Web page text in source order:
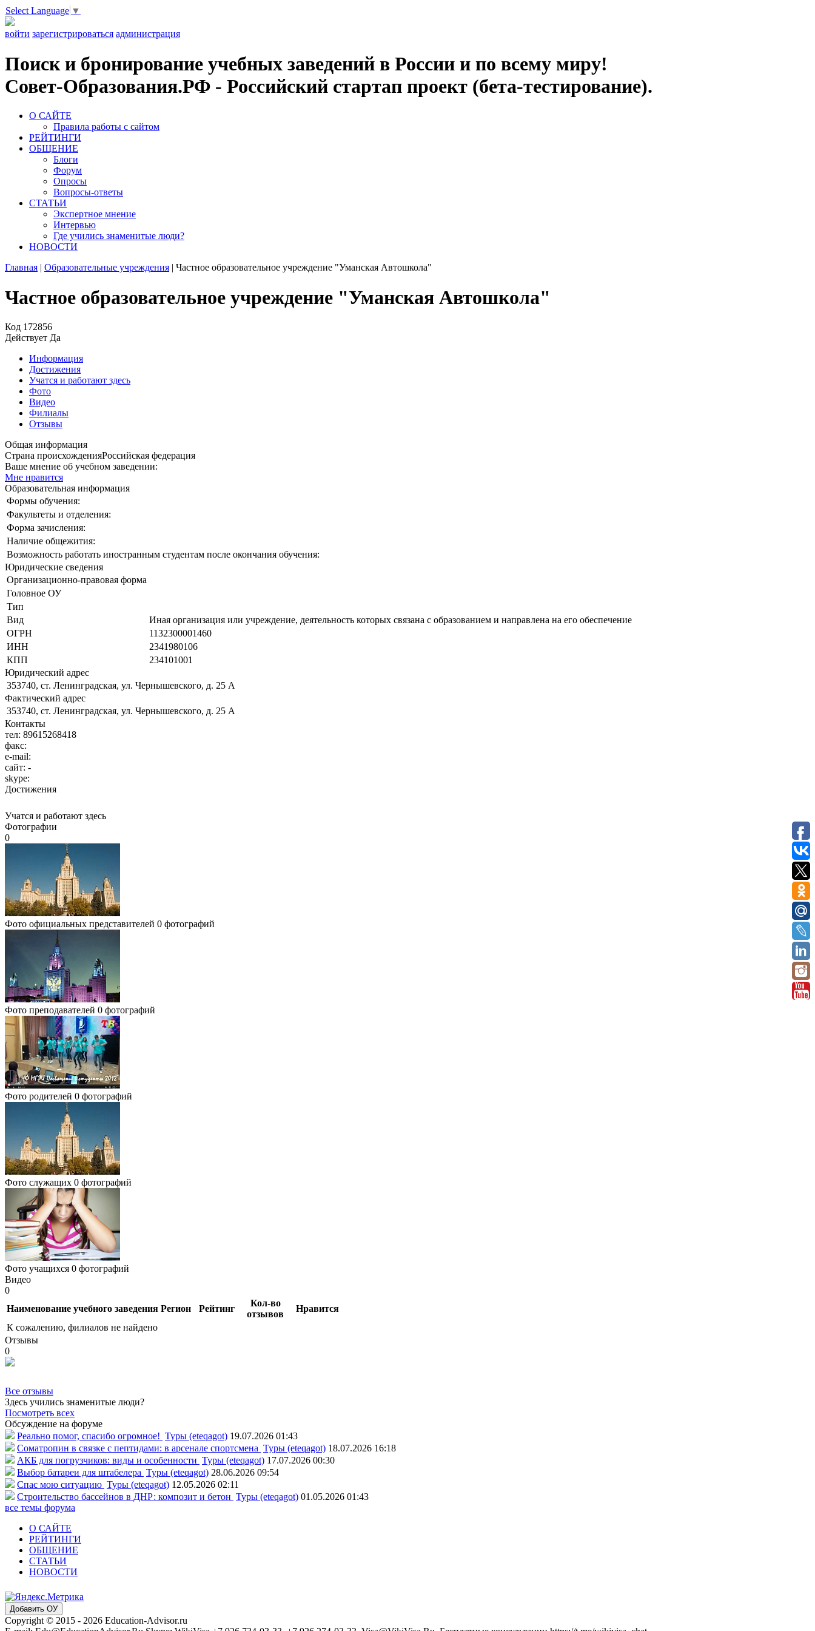
Select Language ▼
войти зарегистрироваться администрация
Поиск и бронирование учебных заведений в России и по всему миру!
Совет-Образования.РФ - Российский стартап проект (бета-тестирование).
О САЙТЕ
Правила работы с сайтом
РЕЙТИНГИ
ОБЩЕНИЕ
Блоги
Форум
Опросы
Вопросы-ответы
СТАТЬИ
Экспертное мнение
Интервью
Где учились знаменитые люди?
НОВОСТИ
Главная | Образовательные учреждения | Частное образовательное учреждение "Уманская Автошкола"
Частное образовательное учреждение "Уманская Автошкола"
Код 172856
Действует Да
Информация
Достижения
Учатся и работают здесь
Фото
Видео
Филиалы
Отзывы
Общая информация
Страна происхожденияРоссийская федерация
Ваше мнение об учебном заведении:
Мне нравится
Образовательная информация
Формы обучения:
Факультеты и отделения:
Форма зачисления:
Наличие общежития:
Возможность работать иностранным студентам после окончания обучения:
Юридические сведения
Организационно-правовая форма
Головное ОУ
Тип
Вид
Иная организация или учреждение, деятельность которых связана с образованием и направлена на его обеспечение
ОГРН
1132300001460
ИНН
2341980106
КПП
234101001
Юридический адрес
353740, ст. Ленинградская, ул. Чернышевского, д. 25 А
Фактический адрес
353740, ст. Ленинградская, ул. Чернышевского, д. 25 А
Контакты
тел: 89615268418
факс:
e-mail:
сайт: -
skype:
Достижения
Учатся и работают здесь
Фотографии
0
Фото официальных представителей 0 фотографий
Фото преподавателей 0 фотографий
Фото родителей 0 фотографий
Фото служащих 0 фотографий
Фото учащихся 0 фотографий
Видео
0
Наименование учебного заведения Регион Рейтинг
Кол-во
отзывов
Нравится
К сожалению, филиалов не найдено
Отзывы
0
Все отзывы
Здесь учились знаменитые люди?
Посмотреть всех
Обсуждение на форуме
Реально помог, спасибо огромное! Туры (eteqagot) 19.07.2026 01:43
Соматропин в связке с пептидами: в арсенале спортсмена Туры (eteqagot) 18.07.2026 16:18
АКБ для погрузчиков: виды и особенности Туры (eteqagot) 17.07.2026 00:30
Выбор батареи для штабелера Туры (eteqagot) 28.06.2026 09:54
Спас мою ситуацию Туры (eteqagot) 12.05.2026 02:11
Строительство бассейнов в ДНР: композит и бетон Туры (eteqagot) 01.05.2026 01:43
все темы форума
О САЙТЕ
РЕЙТИНГИ
ОБЩЕНИЕ
СТАТЬИ
НОВОСТИ
Добавить ОУ
Copyright © 2015 - 2026 Education-Advisor.ru